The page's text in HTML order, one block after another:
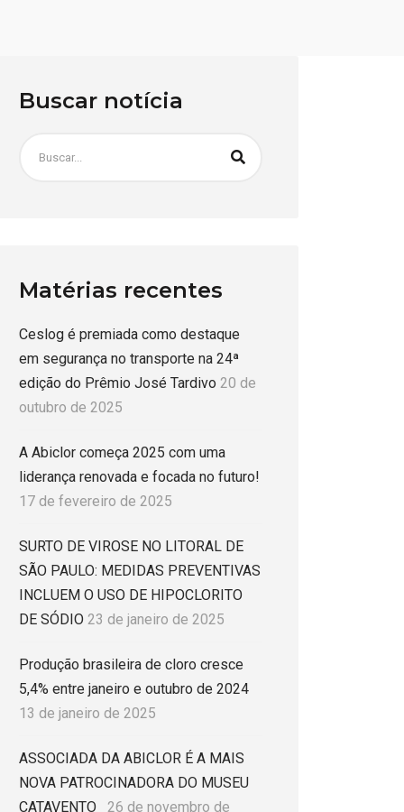
Buscar notícia
Matérias recentes
Ceslog é premiada como destaque
em segurança no transporte na 24ª
edição do Prêmio José Tardivo 20 de
outubro de 2025
A Abiclor começa 2025 com uma
liderança renovada e focada no futuro!
17 de fevereiro de 2025
SURTO DE VIROSE NO LITORAL DE
SÃO PAULO: MEDIDAS PREVENTIVAS
INCLUEM O USO DE HIPOCLORITO
DE SÓDIO 23 de janeiro de 2025
Produção brasileira de cloro cresce
5,4% entre janeiro e outubro de 2024
13 de janeiro de 2025
ASSOCIADA DA ABICLOR É A MAIS
NOVA PATROCINADORA DO MUSEU
CATAVENTO
26 de novembro de